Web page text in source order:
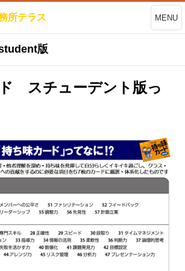
所テラス MENU
版
スチューデント版っ